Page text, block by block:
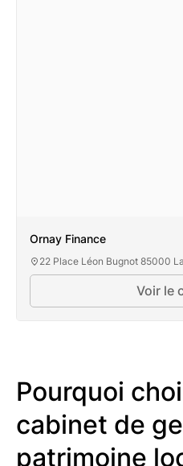
Ornay Finance
22 Place Léon Bugnot 85000
Voir le
Pourquoi
cabinet de
patrimoine